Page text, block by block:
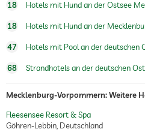
18 Hotels mit Hund an der Ostsee
18 Hotels mit Hund an der
47 Hotels mit Pool an der deutschen
68 Strandhotels an der deutschen
Mecklenburg-Vorpommern: Weitere
Fleesensee Resort & Spa
Göhren-Lebbin, Deutschland